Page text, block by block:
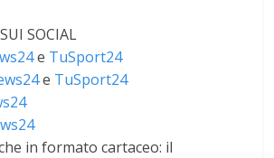
SOCIAL
e TuSport24
e TuSport24
in formato cartaceo: il